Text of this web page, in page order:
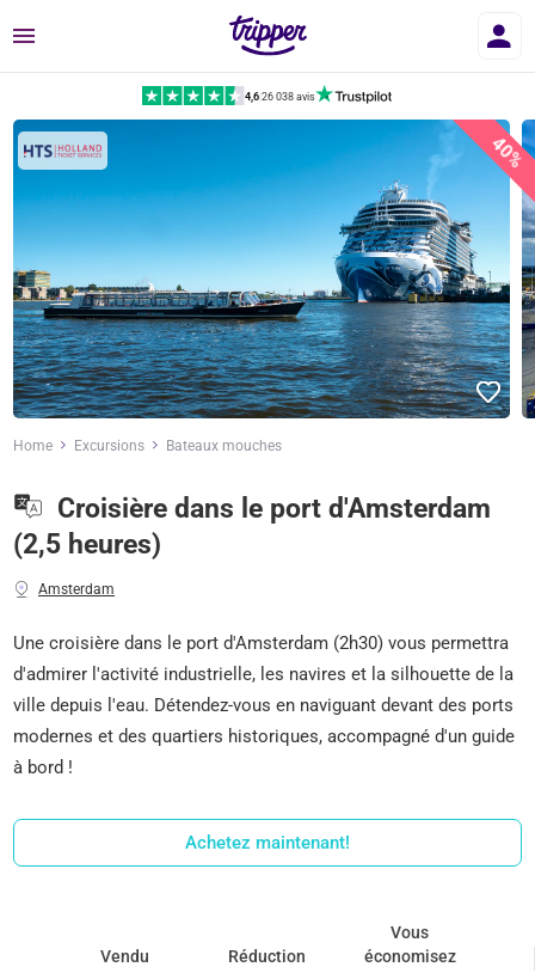
Menu
4,6|26 038 avis
40%
Home Excursions Bateaux mouches
Croisière dans le port d'Amsterdam
(2,5 heures)
Amsterdam
Une croisière dans le port d'Amsterdam (2h30) vous permettra
d'admirer l'activité industrielle, les navires et la silhouette de la
ville depuis l'eau. Détendez-vous en naviguant devant des ports
modernes et des quartiers historiques, accompagné d'un guide
à bord !
Achetez maintenant!
Vendu Réduction
Vous
économisez